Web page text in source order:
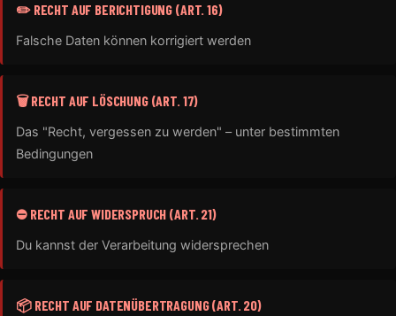
✏️ RECHT AUF BERICHTIGUNG (ART. 16)
Falsche Daten können korrigiert werden
🗑️ RECHT AUF LÖSCHUNG (ART. 17)
Das "Recht, vergessen zu werden" – unter bestimmten
Bedingungen
⛔ RECHT AUF WIDERSPRUCH (ART. 21)
Du kannst der Verarbeitung widersprechen
📦 RECHT AUF DATENÜBERTRAGUNG (ART. 20)